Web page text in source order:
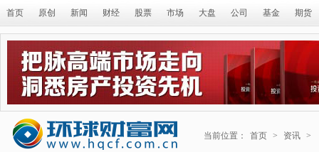
首页 原创 新闻 财经 股票 市场 大盘 公司 基金 期货
当前位置： 首页 > 资讯 >